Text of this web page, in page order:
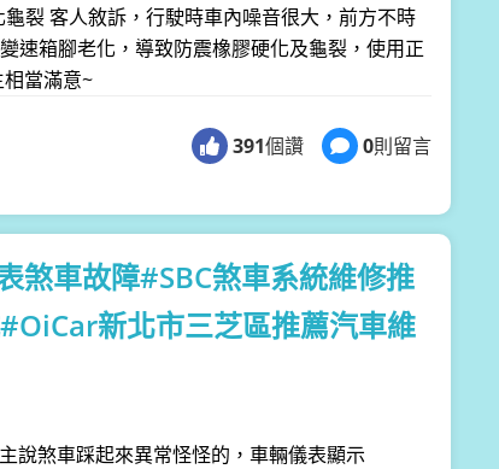
裂 客人敘訴，行駛時車內噪音很大，前方不時
速箱腳老化，導致防震橡膠硬化及龜裂，使用正
當滿意~
391個讚 0則留言
煞車故障#SBC煞車系統維修推
新北市三芝區推薦汽車維
說煞車踩起來異常怪怪的，車輛儀表顯示